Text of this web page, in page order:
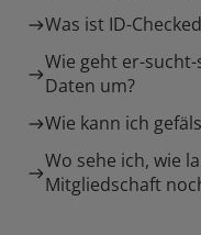
Was ist ID-
Wie geht er-
Daten um?
Wie kann ich
Wo sehe ich, wie
Mitgliedschaft